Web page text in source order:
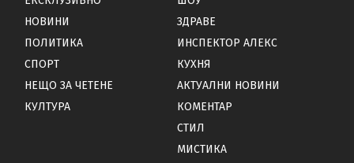
НОВИНИ
ПОЛИТИКА
СПОРТ
НЕЩО ЗА ЧЕТЕНЕ
КУЛТУРА
ЗДРАВЕ
ИНСПЕКТОР АЛЕКС
КУХНЯ
АКТУАЛНИ НОВИНИ
КОМЕНТАР
СТИЛ
МИСТИКА